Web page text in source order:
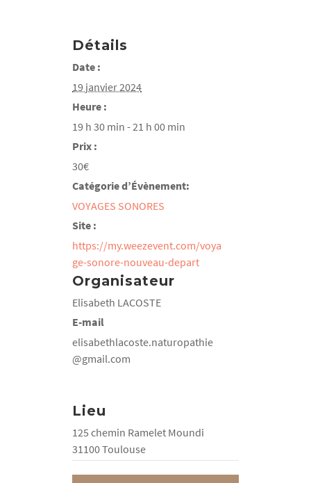
Détails
Date :
19 janvier 2024
Heure :
19 h 30 min - 21 h 00 min
Prix :
30€
Catégorie d’Évènement:
VOYAGES SONORES
Site :
https://my.weezevent.com/voya
ge-sonore-nouveau-depart
Organisateur
Elisabeth LACOSTE
E-mail
elisabethlacoste.naturopathie
@gmail.com
Lieu
125 chemin Ramelet Moundi
31100 Toulouse